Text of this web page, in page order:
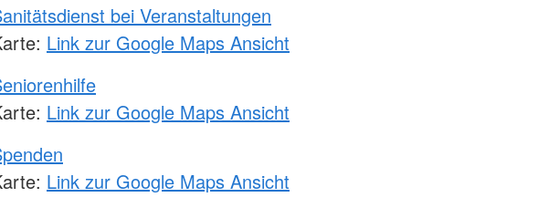
bei Veranstaltungen
Link zur Google Maps Ansicht
Link zur Google Maps Ansicht
Link zur Google Maps Ansicht